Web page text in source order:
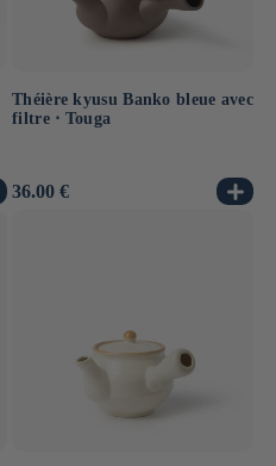
Théière kyusu Banko bleue avec
filtre ⋅ Touga
Prix
36.00 €